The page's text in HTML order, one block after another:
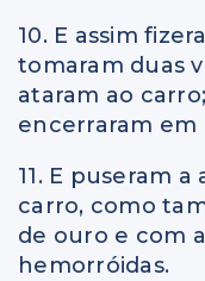
10. E assim
tomaram duas
ataram ao
encerraram em
11. E puseram
carro, como
de ouro e com
hemorróidas.